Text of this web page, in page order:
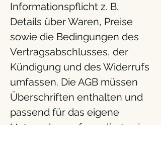
Informationspflicht z. B.
Details über Waren, Preise
sowie die Bedingungen des
Vertragsabschlusses, der
Kündigung und des Widerrufs
umfassen. Die AGB müssen
Überschriften enthalten und
passend für das eigene
Unternehmen formuliert sein.